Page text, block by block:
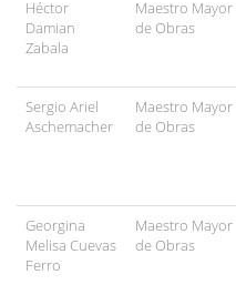
Héctor
Damian
Zabala
Maestro Mayor
de Obras
Sergio Ariel
Aschemacher
Maestro Mayor
de Obras
Georgina
Melisa Cuevas
Ferro
Maestro Mayor
de Obras